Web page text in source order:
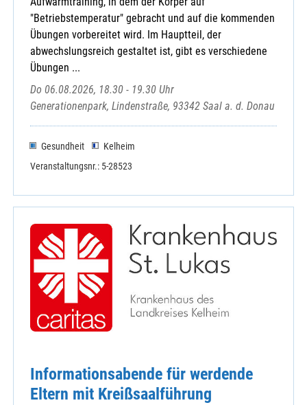
"Betriebstemperatur" gebracht und auf die kommenden
Übungen vorbereitet wird. Im Hauptteil, der
abwechslungsreich gestaltet ist, gibt es verschiedene
Übungen ...
Do 06.08.2026, 18.30 - 19.30 Uhr
Generationenpark, Lindenstraße, 93342 Saal a. d. Donau
Gesundheit
Kelheim
Veranstaltungsnr.: 5-28523
Informationsabende für werdende
Eltern mit Kreißsaalführung